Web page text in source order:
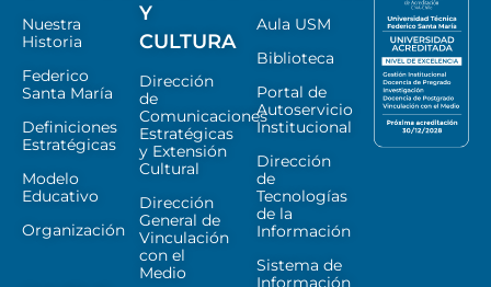
Nuestra
Historia
Federico
Santa María
Definiciones
Estratégicas
Modelo
Educativo
Organización
Y
CULTURA
Dirección
de
Comunicaciones
Estratégicas
y Extensión
Cultural
Dirección
General de
Vinculación
con el
Medio
Aula USM
Biblioteca
Portal de
Autoservicio
Institucional
Dirección
de
Tecnologías
de la
Información
Sistema de
Información